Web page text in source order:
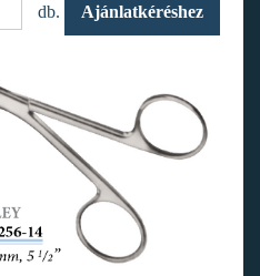
db. Ajánlatkéréshez